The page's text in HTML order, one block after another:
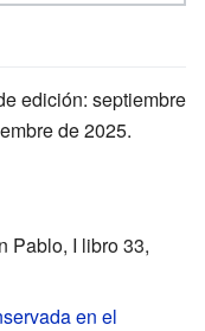
edición: septiembre
de 2025.
Pablo, I libro 33,
en el